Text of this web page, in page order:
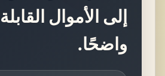
إلى الأموال
واضحًا.